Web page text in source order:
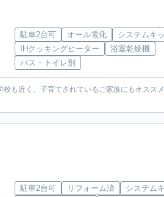
駐車2台可 オール電化
システムキ
IHクッキングヒーター
浴室乾燥機
バス・トイレ別
も近く、子育てされているご家族にもオスス
駐車2台可 リフォーム済
システム